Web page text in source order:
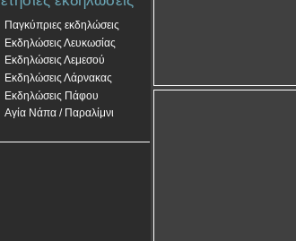
Παγκύπριες εκδηλώσεις
Εκδηλώσεις Λευκωσίας
Εκδηλώσεις Λεμεσού
Εκδηλώσεις Λάρνακας
Εκδηλώσεις Πάφου
Αγία Νάπα / Παραλίμνι